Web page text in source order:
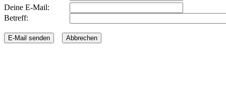
Deine E-Mail:
Betreff: